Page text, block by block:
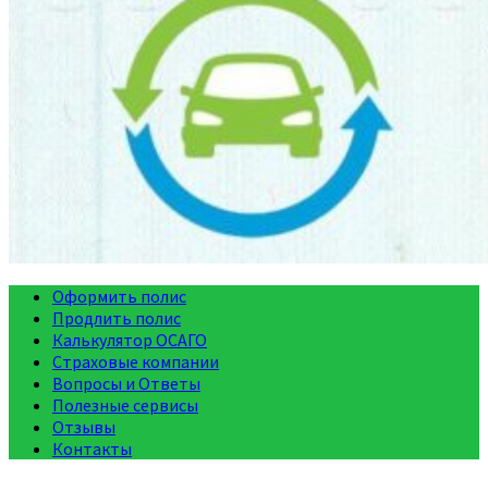
Оформить полис
Продлить полис
Калькулятор ОСАГО
Страховые компании
Вопросы и Ответы
Полезные сервисы
Отзывы
Контакты